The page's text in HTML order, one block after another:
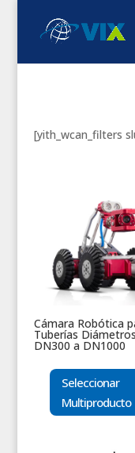
[yith_wcan_filters
Cámara Robótica
Tuberías Diámetros
DN300 a DN1000
Seleccionar
Multiproducto